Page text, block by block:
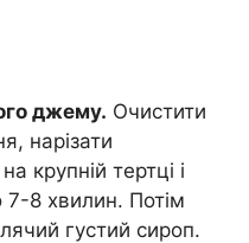
джему. Очистити
нарізати
крупній тертці і
8 хвилин. Потім
густий сироп.